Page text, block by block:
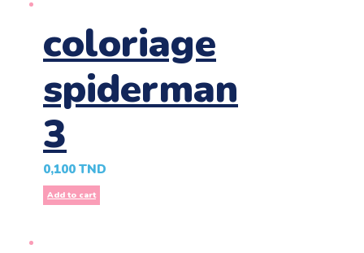
coloriage
spiderman
3
0,100 TND
Add to cart